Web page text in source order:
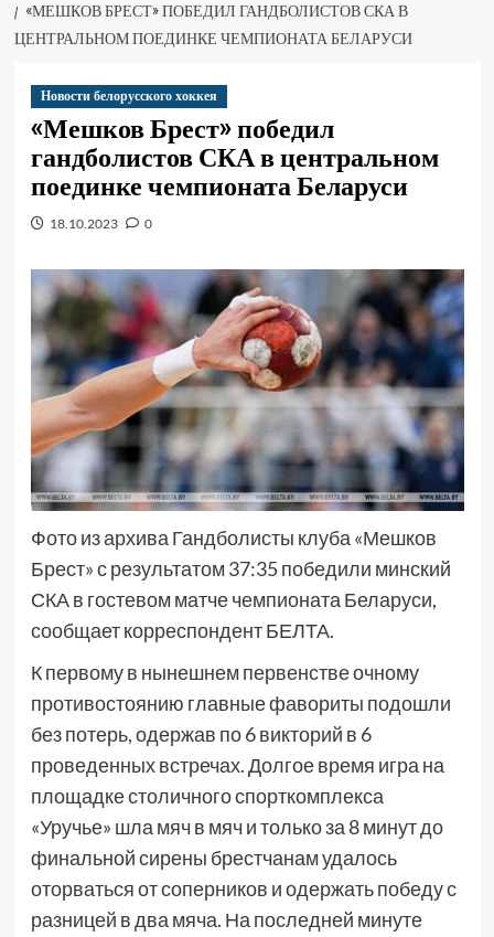
«МЕШКОВ БРЕСТ» ПОБЕДИЛ ГАНДБОЛИСТОВ СКА В
ЦЕНТРАЛЬНОМ ПОЕДИНКЕ ЧЕМПИОНАТА БЕЛАРУСИ
Новости белорусского хоккея
«Мешков Брест» победил
гандболистов СКА в центральном
поединке чемпионата Беларуси
18.10.2023 0
Фото из архива Гандболисты клуба «Мешков
Брест» с результатом 37:35 победили минский
СКА в гостевом матче чемпионата Беларуси,
сообщает корреспондент БЕЛТА.
К первому в нынешнем первенстве очному
противостоянию главные фавориты подошли
без потерь, одержав по 6 викторий в 6
проведенных встречах. Долгое время игра на
площадке столичного спорткомплекса
«Уручье» шла мяч в мяч и только за 8 минут до
финальной сирены брестчанам удалось
оторваться от соперников и одержать победу с
разницей в два мяча. На последней минуте